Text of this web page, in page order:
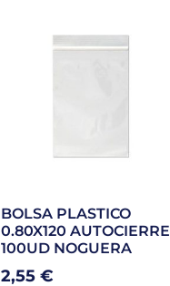
BOLSA PLASTICO
0.80X120 AUTOCIERRE
100UD NOGUERA
2,55 €